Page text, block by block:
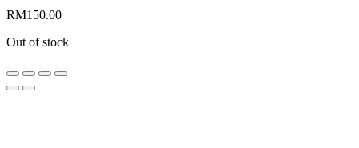
RM150.00
Out of stock